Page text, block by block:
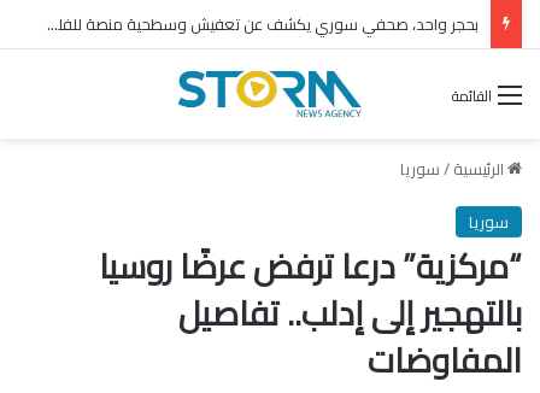
بحجر واحد، صحفي سوري يكشف عن تعفيش وسطحية منصة للفلول
القائمة
الرئيسية/سوريا
سوريا
“مركزية” درعا ترفض عرضًا روسيا
بالتهجير إلى إدلب.. تفاصيل
المفاوضات